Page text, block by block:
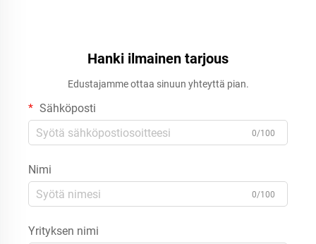
Hanki ilmainen tarjous
Edustajamme ottaa sinuun yhteyttä pian.
Sähköposti
0/100
Nimi
0/100
Yrityksen nimi